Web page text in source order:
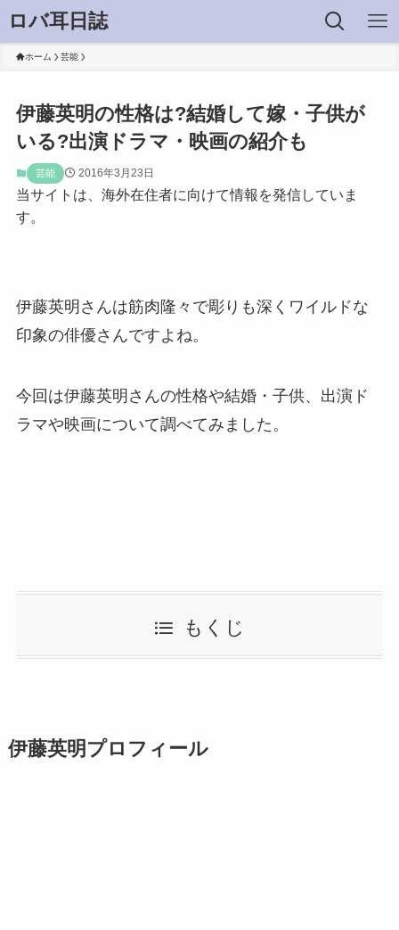
ロバ耳日誌
ホーム 芸能
伊藤英明の性格は?結婚して嫁・子供が
いる?出演ドラマ・映画の紹介も
芸能 2016年3月23日
当サイトは、海外在住者に向けて情報を発信していま
す。
伊藤英明さんは筋肉隆々で彫りも深くワイルドな
印象の俳優さんですよね。
今回は伊藤英明さんの性格や結婚・子供、出演ド
ラマや映画について調べてみました。
もくじ
伊藤英明プロフィール